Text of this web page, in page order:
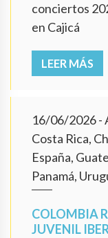
conciertos
en Cajicá
LEER MÁS
16/06/2026-
Costa Rica,
España,
Panamá,
COLOMBIA
JUVENIL